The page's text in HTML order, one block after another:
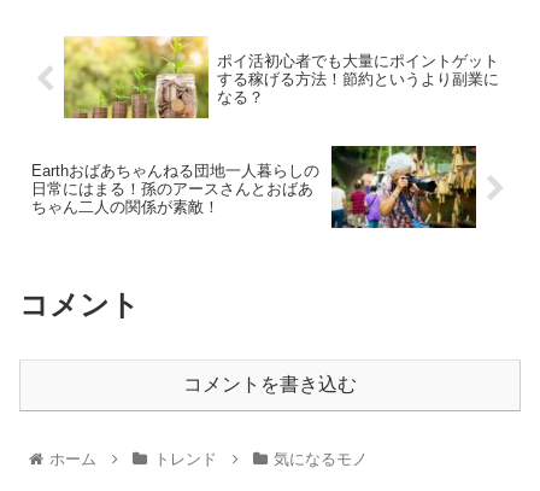
ポイ活初心者でも大量にポイントゲット
する稼げる方法！節約というより副業に
なる？
Earthおばあちゃんねる団地一人暮らしの
日常にはまる！孫のアースさんとおばあ
ちゃん二人の関係が素敵！
コメント
コメントを書き込む
ホーム トレンド 気になるモノ